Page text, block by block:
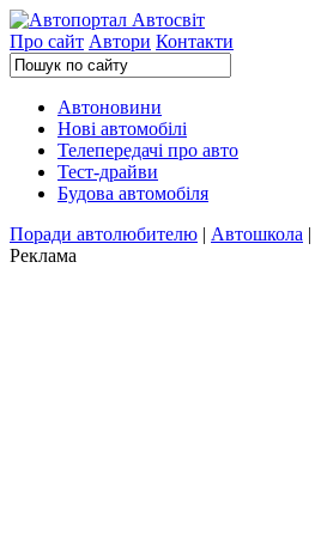
Про сайт Автори Контакти
Автоновини
Нові автомобілі
Телепередачі про авто
Тест-драйви
Будова автомобіля
Поради автолюбителю | Автошкола |
Реклама